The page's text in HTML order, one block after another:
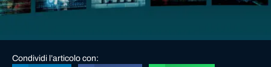
Condividi l’articolo con: